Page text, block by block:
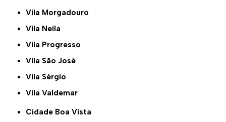
Vila Morgadouro
Vila Neila
Vila Progresso
Vila São José
Vila Sérgio
Vila Valdemar
Cidade Boa Vista